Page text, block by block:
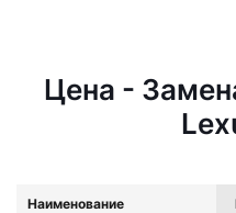
Цена -
Наименование